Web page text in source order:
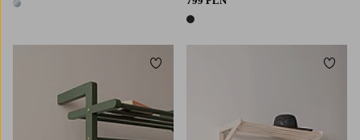
1 kolor
1 kolor
Dodaj do ulubionych